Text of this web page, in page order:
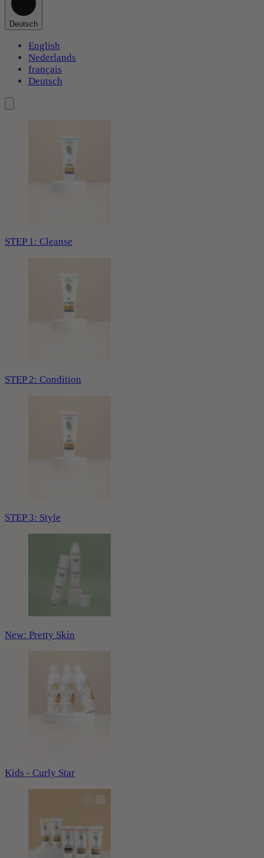
Deutsch
English
Nederlands
français
Deutsch
STEP 1: Cleanse
STEP 2: Condition
STEP 3: Style
New: Pretty Skin
Kids - Curly Star